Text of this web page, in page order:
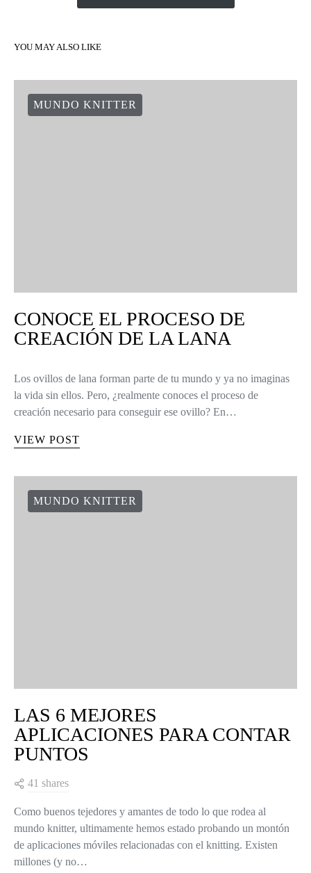
YOU MAY ALSO LIKE
MUNDO KNITTER
CONOCE EL PROCESO DE
CREACIÓN DE LA LANA
Los ovillos de lana forman parte de tu mundo y ya no imaginas
la vida sin ellos. Pero, ¿realmente conoces el proceso de
creación necesario para conseguir ese ovillo? En…
VIEW POST
MUNDO KNITTER
LAS 6 MEJORES
APLICACIONES PARA CONTAR
PUNTOS
41 shares
Como buenos tejedores y amantes de todo lo que rodea al
mundo knitter, ultimamente hemos estado probando un montón
de aplicaciones móviles relacionadas con el knitting. Existen
millones (y no…